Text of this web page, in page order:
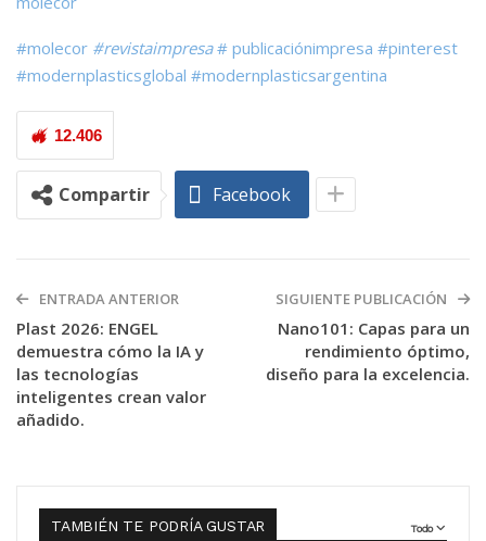
#molecor #revistaimpresa# publicaciónimpresa #pinterest
#modernplasticsglobal #modernplasticsargentina
12.406
Compartir Facebook
ENTRADA ANTERIOR
Plast 2026: ENGEL
demuestra cómo la IA y
las tecnologías
inteligentes crean valor
añadido.
SIGUIENTE PUBLICACIÓN
Nano101: Capas para un
rendimiento óptimo,
diseño para la excelencia.
Todo
TAMBIÉN TE PODRÍA GUSTAR